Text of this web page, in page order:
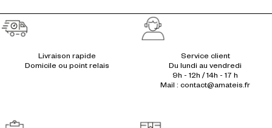
Réassurances
Livraison rapide
Service client
Du lundi au vendredi
9h - 12h / 14h - 17 h
Mail : contact@amateis.fr